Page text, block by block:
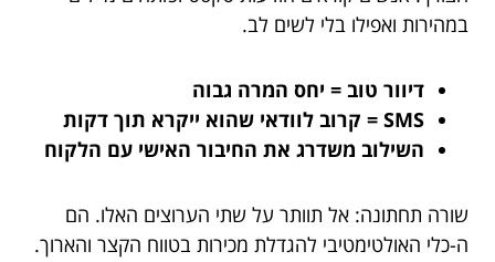
במהירות ואפילו בלי לשים לב.
דיוור טוב = יחס המרה גבוה
SMS = קרוב לוודאי שהוא ייקרא תוך דקות
השילוב משדרג את החיבור האישי עם הלקוח
שורה תחתונה: אל תוותר על שתי הערוצים האלו. הם
ה-כלי האולטימטיבי להגדלת מכירות בטווח הקצר והארוך.